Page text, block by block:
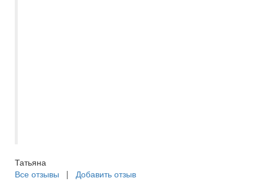
Татьяна
Все отзывы | Добавить отзыв